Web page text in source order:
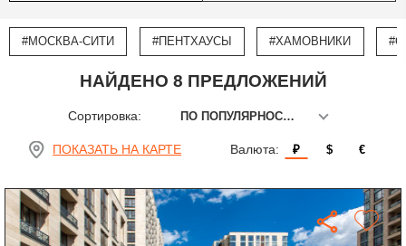
#МОСКВА-СИТИ #ПЕНТХАУСЫ #ХАМОВНИКИ
НАЙДЕНО 8 ПРЕДЛОЖЕНИЙ
Сортировка: ПО ПОПУЛЯРНОСТИ
ПОКАЗАТЬ НА КАРТЕ Валюта: ₽ $ €